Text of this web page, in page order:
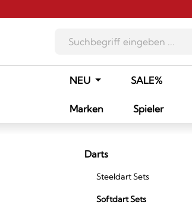
NEU SALE%
Marken Spieler
Darts
Steeldart Sets
Softdart Sets